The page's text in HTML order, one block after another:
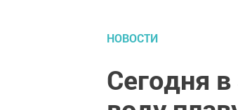
НОВОСТИ
Сегодня